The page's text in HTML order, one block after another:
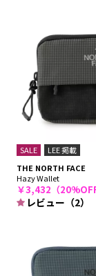
SALE
LEE 掲載
THE NORTH FACE
Hazy Wallet
￥3,432（20%OFF
レビュー（2）